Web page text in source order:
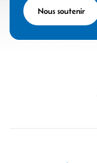
Nous soutenir